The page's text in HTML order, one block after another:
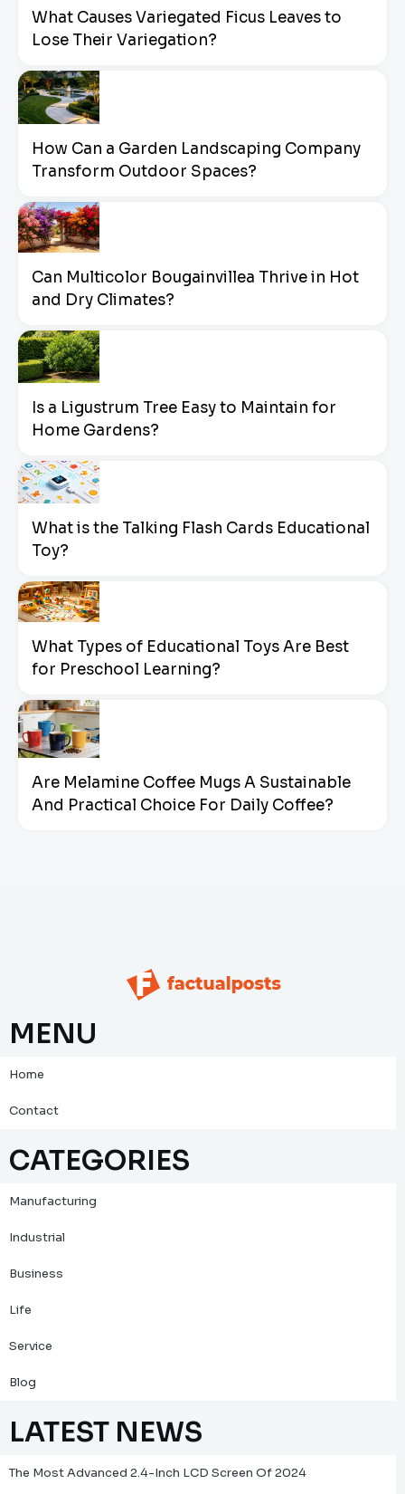
What Causes Variegated Ficus Leaves to
Lose Their Variegation?
How Can a Garden Landscaping Company
Transform Outdoor Spaces?
Can Multicolor Bougainvillea Thrive in Hot
and Dry Climates?
Is a Ligustrum Tree Easy to Maintain for
Home Gardens?
What is the Talking Flash Cards Educational
Toy?
What Types of Educational Toys Are Best
for Preschool Learning?
Are Melamine Coffee Mugs A Sustainable
And Practical Choice For Daily Coffee?
MENU
Home
Contact
CATEGORIES
Manufacturing
Industrial
Business
Life
Service
Blog
LATEST NEWS
The Most Advanced 2.4-Inch LCD Screen Of 2024